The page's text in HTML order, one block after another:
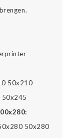
50x210
50x245
50x280